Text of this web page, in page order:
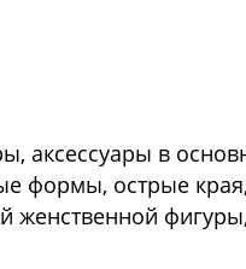
аксессуары в
формы, острые